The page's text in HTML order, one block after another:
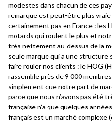
modestes dans chacun de ces
remarque est peut-être plus vraie
certainement pas en France : les
motards qui roulent le plus et
très nettement au-dessus de la
seule marque qui a une structure
faire rouler nos clients : le HOG
rassemble près de 9 000
simplement que notre part de
parce que nous n’avons pas été
française n’a que quelques
français est un marché complexe